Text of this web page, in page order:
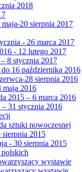
2018
20 sierpnia 2017
- 26 marca 2017
- 12 lutego 2017
8 stycznia 2017
16 października 2016
28 sierpnia 2016
2016
2015 – 6 marca 2016
31 stycznia 2016
sztuki nowoczesnej
2015
- 30 sierpnia 2015
wystawie